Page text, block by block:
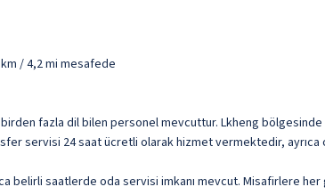
km / 4,2 mi mesafede
fazla dil bilen personel mevcuttur. Lkheng
servisi 24 saat ücretli olarak hizmet vermektedir,
saatlerde oda servisi imkanı mevcut. Misafirlere her